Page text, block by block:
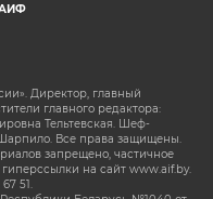
Директор, главный
главного редактора:
Тельтевская. Шеф-
Все права защищены.
запрещено, частичное
на сайт www.aif.by.
51.